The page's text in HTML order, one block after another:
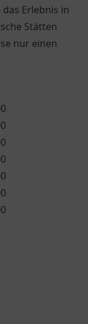
Erlebnis in
Stätten
nur einen